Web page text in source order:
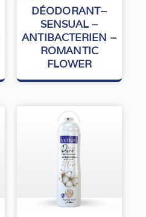
NoteDÉODORANT–
SENSUAL –
ANTIBACTERIEN –
ROMANTIC
FLOWER